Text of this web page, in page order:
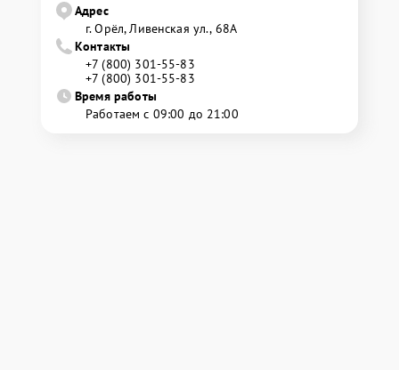
Адрес
г. Орёл, Ливенская ул., 68А
Контакты
+7 (800) 301-55-83
+7 (800) 301-55-83
Время работы
Работаем с 09:00 до 21:00